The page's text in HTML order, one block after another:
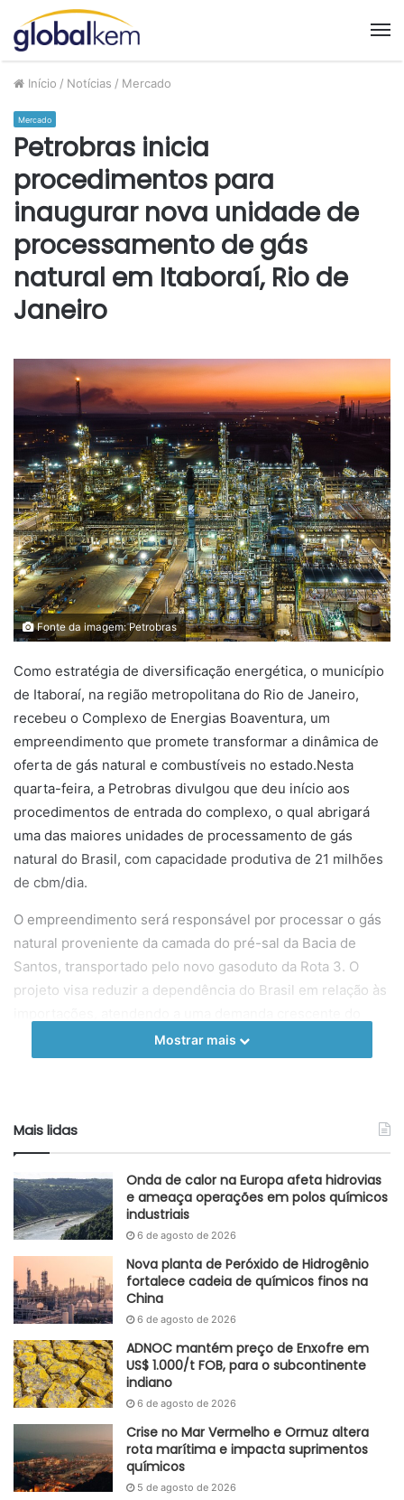
Início / Notícias / Mercado
Mercado
Petrobras inicia
procedimentos para
inaugurar nova unidade de
processamento de gás
natural em Itaboraí, Rio de
Janeiro
Fonte da imagem: Petrobras
Como estratégia de diversificação energética, o município
de Itaboraí, na região metropolitana do Rio de Janeiro,
recebeu o Complexo de Energias Boaventura, um
empreendimento que promete transformar a dinâmica de
oferta de gás natural e combustíveis no estado.Nesta
quarta-feira, a Petrobras divulgou que deu início aos
procedimentos de entrada do complexo, o qual abrigará
uma das maiores unidades de processamento de gás
natural do Brasil, com capacidade produtiva de 21 milhões
de cbm/dia.
O empreendimento será responsável por processar o gás
natural proveniente da camada do pré-sal da Bacia de
Santos, transportado pelo novo gasoduto da Rota 3. O
projeto visa reduzir a dependência do Brasil em relação às
mercado doméstico de gás natural, além de tornar os
preços nacionais mais competitivos.
incluindo a instalação de termelétricas a gás. Este cenário
mercado nacional de gás natural.
Adutoral GlobalKem | 12 de setembro de 2024
Fonte
Etiquetas Brasil Energia Boaventura
Petrobras
petróleo preços competitivos
Mostrar mais
Mais lidas
Onda de calor na Europa afeta hidrovias
e ameaça operações em polos químicos
industriais
6 de agosto de 2026
Nova planta de Peróxido de Hidrogênio
fortalece cadeia de químicos finos na
China
6 de agosto de 2026
ADNOC mantém preço de Enxofre em
US$ 1.000/t FOB, para o subcontinente
indiano
6 de agosto de 2026
Crise no Mar Vermelho e Ormuz altera
rota marítima e impacta suprimentos
químicos
5 de agosto de 2026